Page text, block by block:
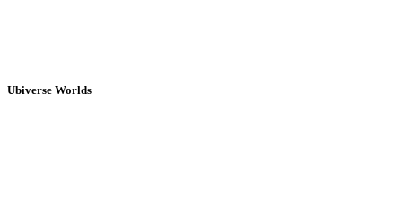
Ubiverse Worlds